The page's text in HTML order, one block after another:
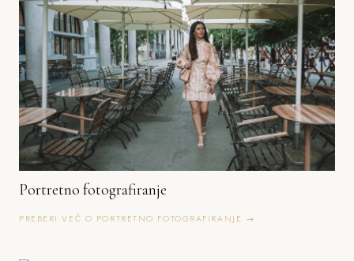
Portretno fotografiranje
PREBERI VEČ O PORTRETNO FOTOGRAFIRANJE →